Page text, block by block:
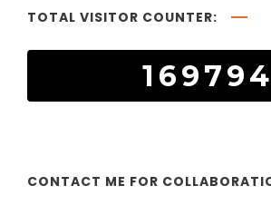
TOTAL VISITOR COUNTER:
169794
CONTACT ME FOR